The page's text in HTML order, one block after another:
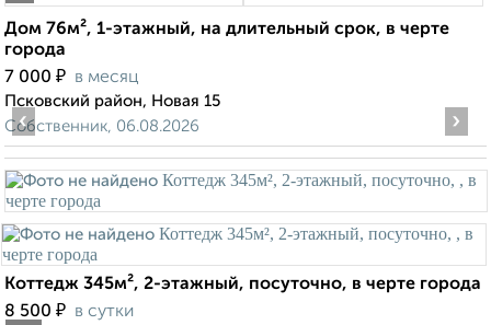
Дом 76м², 1-этажный, на длительный срок, в черте
города
7 000 ₽ в месяц
Псковский район, Новая 15
Собственник, 06.08.2026
‹ ›
Коттедж 345м², 2-этажный, посуточно, в черте города
8 500 ₽ в сутки